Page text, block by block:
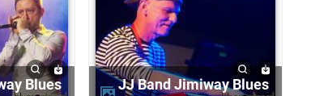
JJ Band Jimiway Blues